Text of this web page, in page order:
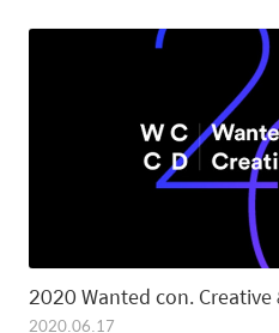
2020 Wanted con. Creative
2020.06.17